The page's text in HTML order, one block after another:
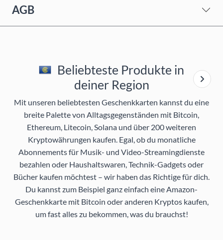
AGB
Beliebteste Produkte in
deiner Region
Mit unseren beliebtesten Geschenkkarten kannst du eine
breite Palette von Alltagsgegenständen mit Bitcoin,
Ethereum, Litecoin, Solana und über 200 weiteren
Kryptowährungen kaufen. Egal, ob du monatliche
Abonnements für Musik- und Video-Streamingdienste
bezahlen oder Haushaltswaren, Technik-Gadgets oder
Bücher kaufen möchtest – wir haben das Richtige für dich.
Du kannst zum Beispiel ganz einfach eine Amazon-
Geschenkkarte mit Bitcoin oder anderen Kryptos kaufen,
um fast alles zu bekommen, was du brauchst!